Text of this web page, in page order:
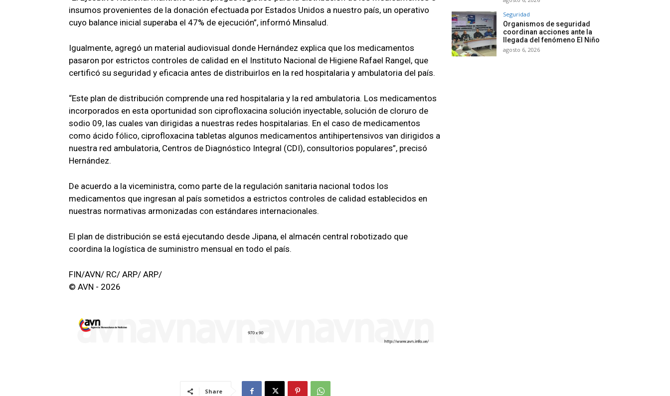
insumos provenientes de la donación efectuada por Estados Unidos a nuestro país, un operativo
cuyo balance inicial superaba el 47% de ejecución”, informó Minsalud.
Igualmente, agregó un material audiovisual donde Hernández explica que los medicamentos
pasaron por estrictos controles de calidad en el Instituto Nacional de Higiene Rafael Rangel, que
certificó su seguridad y eficacia antes de distribuirlos en la red hospitalaria y ambulatoria del país.
“Este plan de distribución comprende una red hospitalaria y la red ambulatoria. Los medicamentos
incorporados en esta oportunidad son ciprofloxacina solución inyectable, solución de cloruro de
sodio 09, las cuales van dirigidas a nuestras redes hospitalarias. En el caso de medicamentos
como ácido fólico, ciprofloxacina tabletas algunos medicamentos antihipertensivos van dirigidos a
nuestra red ambulatoria, Centros de Diagnóstico Integral (CDI), consultorios populares”, precisó
Hernández.
De acuerdo a la viceministra, como parte de la regulación sanitaria nacional todos los
medicamentos que ingresan al país sometidos a estrictos controles de calidad establecidos en
nuestras normativas armonizadas con estándares internacionales.
El plan de distribución se está ejecutando desde Jipana, el almacén central robotizado que
coordina la logística de suministro mensual en todo el país.
FIN/AVN/ RC/ ARP/ ARP/
© AVN - 2026
Share
Seguridad
Organismos de seguridad
coordinan acciones ante la
llegada del fenómeno El Niño
agosto 6, 2026